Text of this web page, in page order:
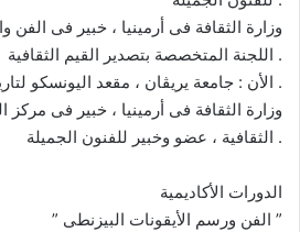
اللجنة المتخصصة بتصدير القيم الثقافية .
1996- الأن : جامعة يريڤان ، مقعد اليونسكو لتاريخ الفن الأرمينى .
الثقافية ، عضو وخبير للفنون الجميلة .
الدورات الأكاديمية
” الفن ورسم الأيقونات البيزنطى ”